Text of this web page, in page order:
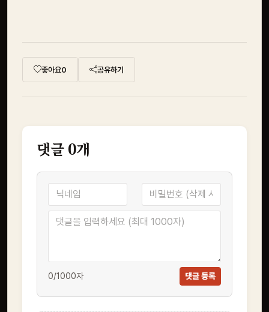
좋아요0 공유하기
댓글 0개
0/1000자 댓글 등록